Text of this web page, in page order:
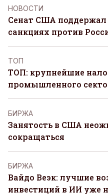
НОВОСТИ
Сенат США поддержал
санкциях против
ТОП
ТОП: крупнейшие
промышленного
БИРЖА
Занятость в США
сокращаться
БИРЖА
Вайдо Веэк: лучшие
инвестиций в ИИ уже